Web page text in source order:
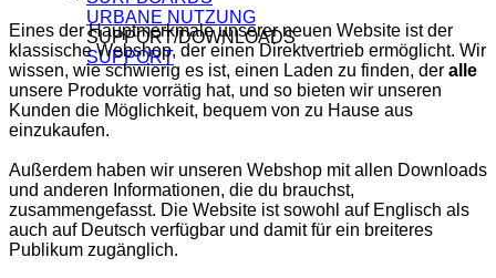
URBANE NUTZUNG
SUPPORT/DOWNLOADS
SUPPORT
Eines der Hauptmerkmale unserer neuen Website ist der
klassische Webshop, der einen Direktvertrieb ermöglicht. Wir
wissen, wie schwierig es ist, einen Laden zu finden, der alle
unsere Produkte vorrätig hat, und so bieten wir unseren
Kunden die Möglichkeit, bequem von zu Hause aus
einzukaufen.
Außerdem haben wir unseren Webshop mit allen Downloads
und anderen Informationen, die du brauchst,
zusammengefasst. Die Website ist sowohl auf Englisch als
auch auf Deutsch verfügbar und damit für ein breiteres
Publikum zugänglich.